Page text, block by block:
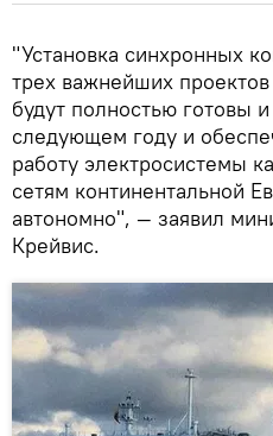
"Установка синхронных
трех важнейших
будут полностью готовы
следующем году и
работу электросистемы
сетям континентальной
автономно", — заявил
Крейвис.